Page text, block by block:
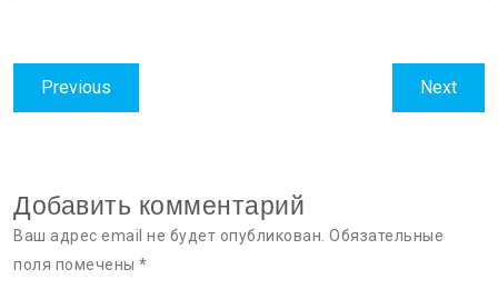
Навигация
по
Previous
post:
NextNext
post:
Добавить комментарий
Ваш адрес email не будет опубликован. Обязательные
поля помечены *